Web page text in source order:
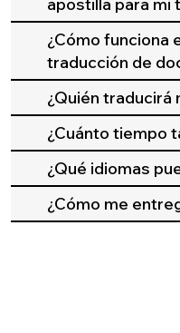
¿Cómo funciona
traducción de
¿Quién traducirá
¿Cuánto tiempo
¿Qué idiomas
¿Cómo me